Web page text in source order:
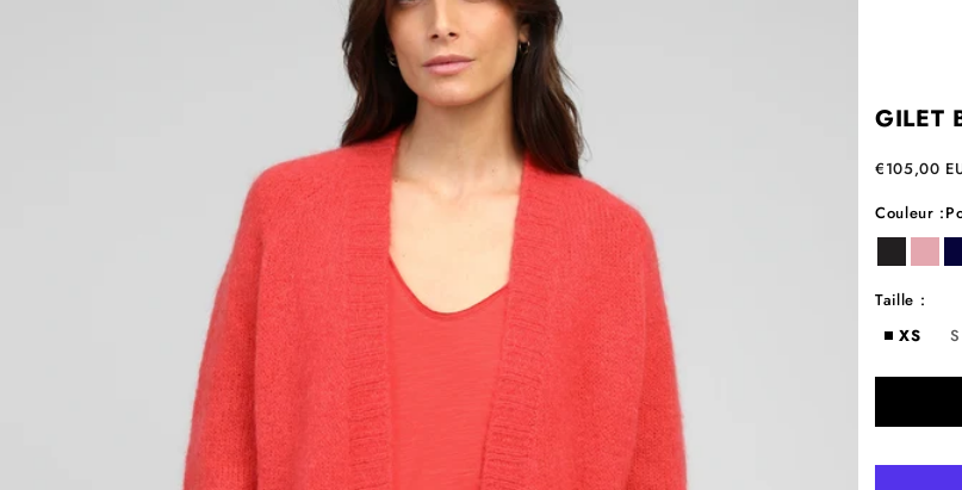
GILET
Prix de
€105,00
Couleur :
ebene
Taille :
XS
S